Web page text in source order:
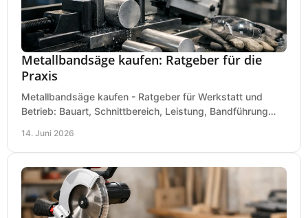
Metallbandsäge kaufen: Ratgeber für die
Praxis
Metallbandsäge kaufen - Ratgeber für Werkstatt und
Betrieb: Bauart, Schnittbereich, Leistung, Bandführung
14. Juni 2026